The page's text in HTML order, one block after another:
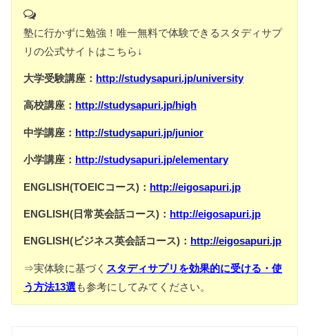
塾に行かずに勉強！唯一無料で体験できるスタディサプ
リの公式サイトはこちら↓
大学受験講座： http://studysapuri.jp/university
高校講座： http://studysapuri.jp/high
中学講座： http://studysapuri.jp/junior
小学講座： http://studysapuri.jp/elementary
ENGLISH(TOEICコース)： http://eigosapuri.jp
ENGLISH(日常英会話コース)： http://eigosapuri.jp
ENGLISH(ビジネス英会話コース)： http://eigosapuri.jp
⇒実体験に基づく スタディサプリを効果的に受ける・使
う方法13選 も参考にしてみてください。